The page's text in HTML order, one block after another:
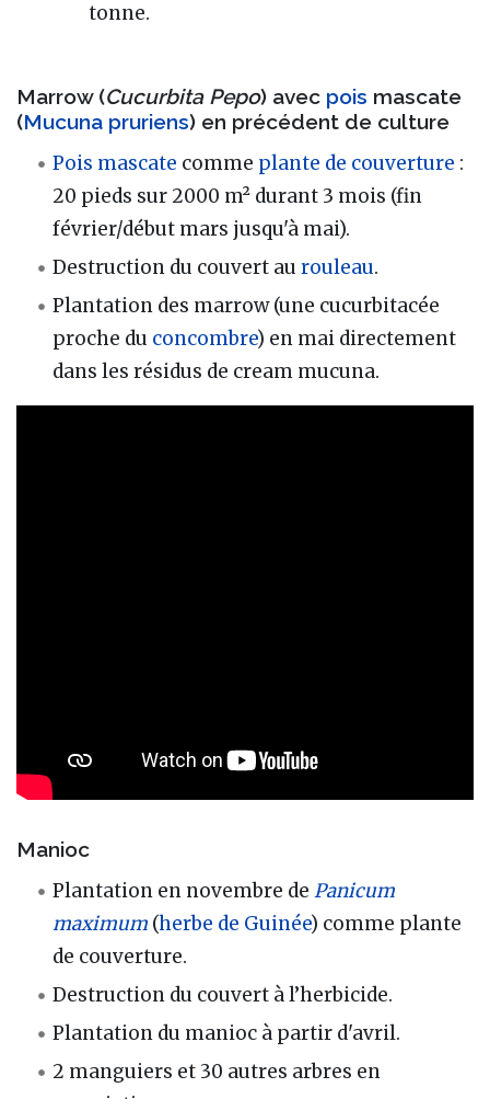
tonne.
Marrow (Cucurbita Pepo) avec pois mascate
(Mucuna pruriens) en précédent de culture
Pois mascate comme plante de couverture :
20 pieds sur 2000 m² durant 3 mois (fin
février/début mars jusqu'à mai).
Destruction du couvert aurouleau.
Plantation des marrow (une cucurbitacée
proche du concombre) en mai directement
dans les résidus de cream mucuna.
Manioc
Plantation en novembre dePanicum
maximum (herbe de Guinée) comme plante
de couverture.
Destruction du couvert à l’herbicide.
Plantation du manioc à partir d'avril.
2 manguiers et 30 autres arbres en